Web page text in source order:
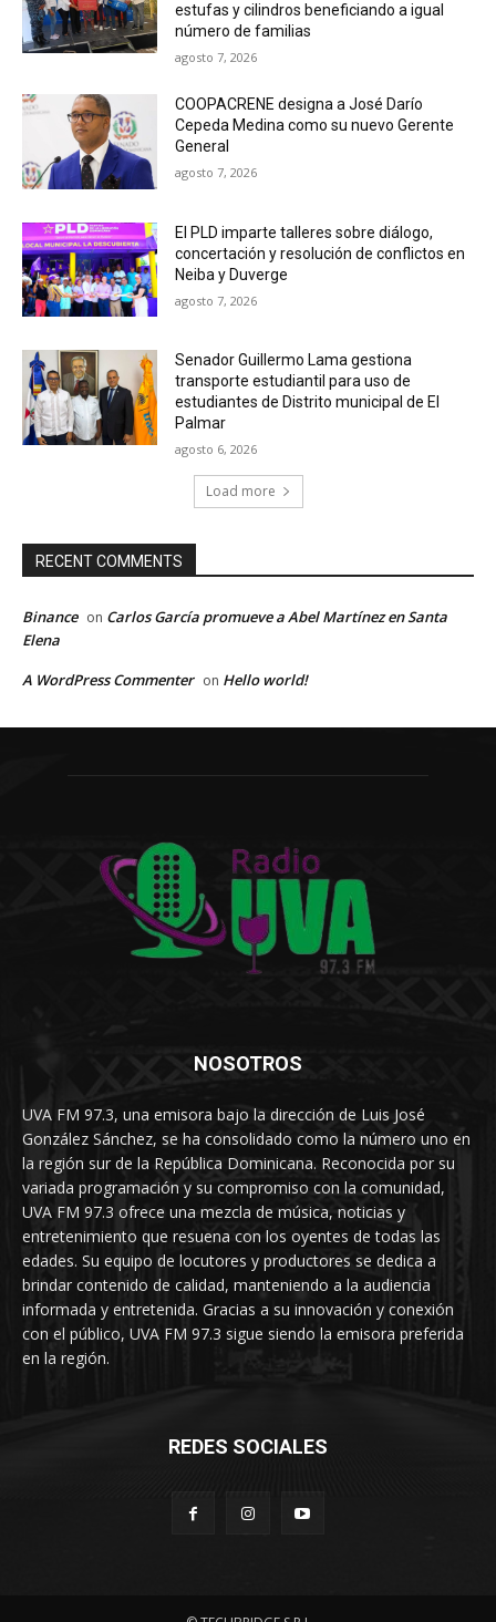
estufas y cilindros beneficiando a igual
número de familias
agosto 7, 2026
COOPACRENE designa a José Darío
Cepeda Medina como su nuevo Gerente
General
agosto 7, 2026
El PLD imparte talleres sobre diálogo,
concertación y resolución de conflictos en
Neiba y Duverge
agosto 7, 2026
Senador Guillermo Lama gestiona
transporte estudiantil para uso de
estudiantes de Distrito municipal de El
Palmar
agosto 6, 2026
Load more
RECENT COMMENTS
Binance on Carlos García promueve a Abel Martínez en Santa
Elena
A WordPress Commenter on Hello world!
NOSOTROS
UVA FM 97.3, una emisora bajo la dirección de Luis José
González Sánchez, se ha consolidado como la número uno en
la región sur de la República Dominicana. Reconocida por su
variada programación y su compromiso con la comunidad,
UVA FM 97.3 ofrece una mezcla de música, noticias y
entretenimiento que resuena con los oyentes de todas las
edades. Su equipo de locutores y productores se dedica a
brindar contenido de calidad, manteniendo a la audiencia
informada y entretenida. Gracias a su innovación y conexión
con el público, UVA FM 97.3 sigue siendo la emisora preferida
en la región.
REDES SOCIALES